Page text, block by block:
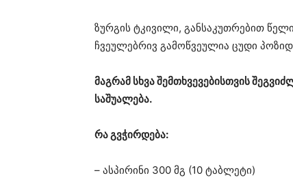
ზურგის ტკივილი, განსაკუთრებით
ჩვეულებრივ გამოწვეულია ცუდი
მაგრამ სხვა შემთხვევებისთვის
საშუალება.
რა გვჭირდება:
– ასპირინი 300 მგ (10 ტაბლეტი)